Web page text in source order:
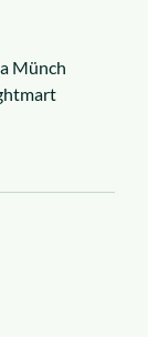
Münch